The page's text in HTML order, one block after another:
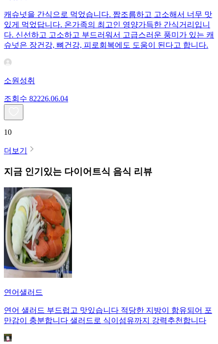
캐슈넛을 간식으로 먹었습니다. 짭조름하고 고소해서 너무 맛
있게 먹었답니다. 온가족의 최고인 영양가득한 간식거리입니
다. 신선하고 고소하고 부드러워서 고급스러운 풍미가 있는 캐
슈넛은 장건강, 뼈건강, 피로회복에도 도움이 된다고 합니다.
소원성취
조회수 82226.06.04
10
더보기
지금 인기있는 다이어트식 음식 리뷰
연어샐러드
연어 샐러드 부드럽고 맛있습니다 적당한 지방이 함유되어 포
만감이 충분합니다 샐러드로 식이섬유까지 강력추천합니다